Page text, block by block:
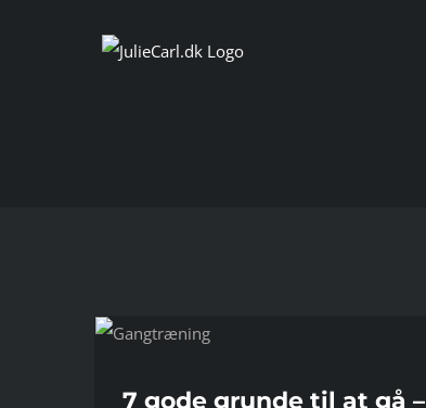
7 gode grunde til at gå –